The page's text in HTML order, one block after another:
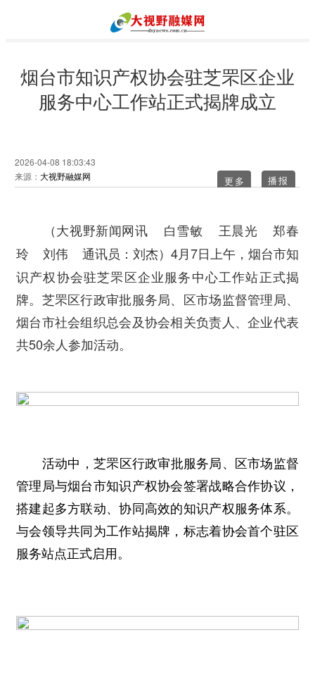
烟台市知识产权协会驻芝罘区企业
服务中心工作站正式揭牌成立
2026-04-08 18:03:43
来源： 大视野融媒网 更多
（大视野新闻网讯 白雪敏 王晨光 郑春
玲 刘伟 通讯员：刘杰） 4月7日上午，烟台市知
识产权协会驻芝罘区企业服务中心工作站正式揭
牌。芝罘区行政审批服务局、区市场监督管理局、
烟台市社会组织总会及协会相关负责人、企业代表
共50余人参加活动。
活动中，芝罘区行政审批服务局、区市场监督
管理局与烟台市知识产权协会签署战略合作协议，
搭建起多方联动、协同高效的知识产权服务体系。
与会领导共同为工作站揭牌，标志着协会首个驻区
服务站点正式启用。